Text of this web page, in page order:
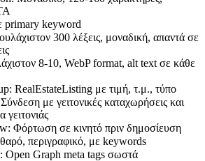
keyword
300 λέξεις, μοναδική, απαντά σε
8-10, WebP format, alt text σε κάθε
RealEstateListing με τιμή, τ.μ., τύπο
με γειτονικές καταχωρήσεις και
γειτονιάς
Φόρτωση σε κινητό πριν δημοσίευση
περιγραφικό, με keywords
Open Graph meta tags σωστά